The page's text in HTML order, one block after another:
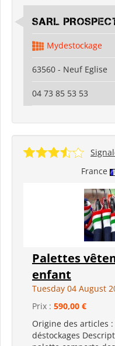
SARL
Mydestockage
63560 - Neuf Eglise
04 73 85 53 53
France
Palettes
enfant
Tuesday 04 August
Prix : 590,00 €
Origine des articles
déstockages